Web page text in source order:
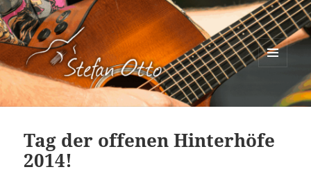
Stefan Otto
WIDGETS
Tag der offenen Hinterhöfe
2014!